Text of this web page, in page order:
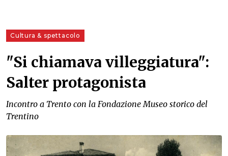
Cultura & spettacolo
"Si chiamava villeggiatura":
Salter protagonista
Incontro a Trento con la Fondazione Museo storico del
Trentino